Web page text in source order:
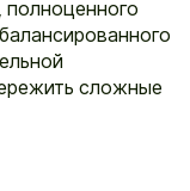
сложные